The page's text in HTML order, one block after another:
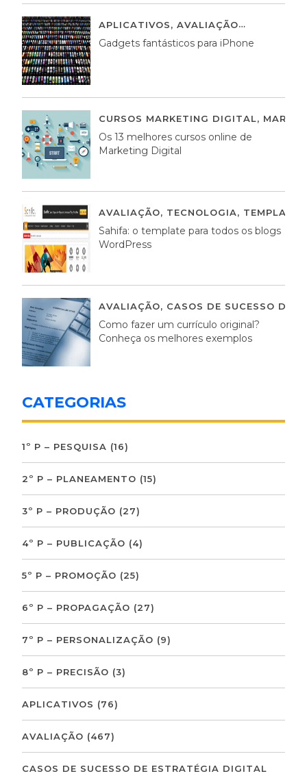
APLICATIVOS, AVALIAÇÃO
Gadgets fantásticos para iPhone
CURSOS MARKETING DIGITAL,
Os 13 melhores cursos online de
Marketing Digital
AVALIAÇÃO, TECNOLOGIA,
Sahifa: o template para todos os blogs
WordPress
AVALIAÇÃO, CASOS DE SUCESSO DE
Como fazer um currículo original?
Conheça os melhores exemplos
CATEGORIAS
1º P – PESQUISA (16)
2º P – PLANEAMENTO (15)
3º P – PRODUÇÃO (27)
4º P – PUBLICAÇÃO (4)
5º P – PROMOÇÃO (25)
6º P – PROPAGAÇÃO (27)
7º P – PERSONALIZAÇÃO (9)
8º P – PRECISÃO (3)
APLICATIVOS (76)
AVALIAÇÃO (467)
CASOS DE SUCESSO DE ESTRATÉGIA DIGITAL